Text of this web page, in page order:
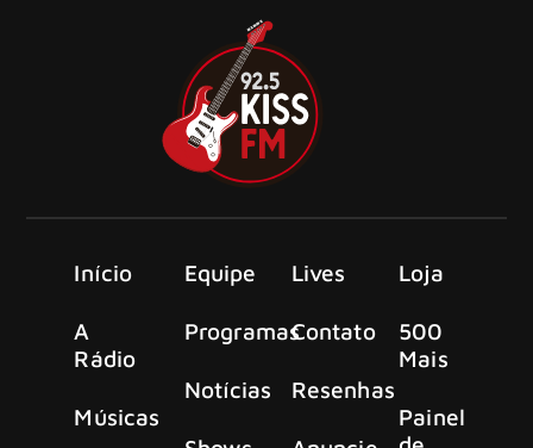
Início
A
Rádio
Músicas
Equipe
Programas
Notícias
Lives
Contato
Resenhas
Loja
500
Mais
Painel